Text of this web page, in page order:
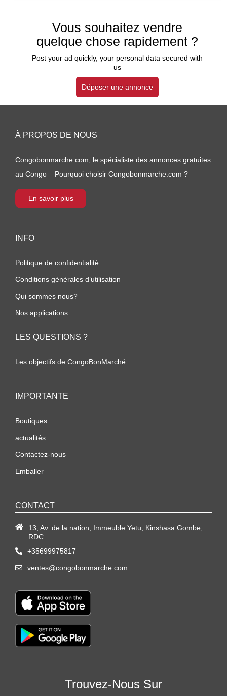
Vous souhaitez vendre
quelque chose rapidement ?
Post your ad quickly, your personal data secured with
us
Déposer une annonce
À PROPOS DE NOUS
Congobonmarche.com, le spécialiste des annonces gratuites
au Congo – Pourquoi choisir Congobonmarche.com ?
En savoir plus
INFO
Politique de confidentialité
Conditions générales d’utilisation
Qui sommes nous?
Nos applications
LES QUESTIONS ?
Les objectifs de CongoBonMarché.
IMPORTANTE
Boutiques
actualités
Contactez-nous
Emballer
CONTACT
13, Av. de la nation, Immeuble Yetu, Kinshasa Gombe,
RDC
+35699975817
ventes@congobonmarche.com
Trouvez-Nous Sur